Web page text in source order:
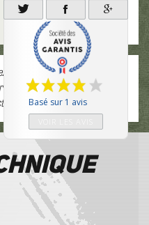
Basé sur 1 avis
gagner jusqu'à6
pointspouvant être
de0,06 €